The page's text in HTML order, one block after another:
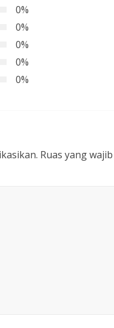
0%
0%
0%
0%
0%
Ruas yang